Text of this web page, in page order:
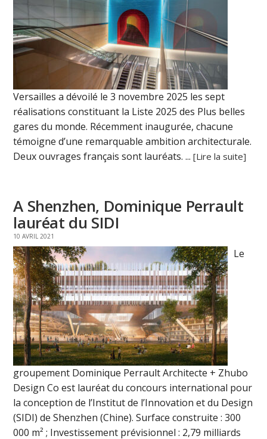
Versailles a dévoilé le 3 novembre 2025 les sept
réalisations constituant la Liste 2025 des Plus belles
gares du monde. Récemment inaugurée, chacune
témoigne d’une remarquable ambition architecturale.
Deux ouvrages français sont lauréats. ...[Lire la suite]
A Shenzhen, Dominique Perrault
lauréat du SIDI
10 AVRIL 2021
Le
groupement Dominique Perrault Architecte + Zhubo
Design Co est lauréat du concours international pour
la conception de l’Institut de l’Innovation et du Design
(SIDI) de Shenzhen (Chine). Surface construite : 300
000 m² ; Investissement prévisionnel : 2,79 milliards